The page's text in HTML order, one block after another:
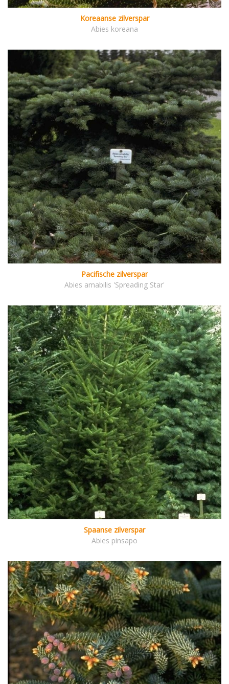
Koreaanse zilverspar
Abies koreana
Pacifische zilverspar
Abies amabilis 'Spreading Star'
Spaanse zilverspar
Abies pinsapo